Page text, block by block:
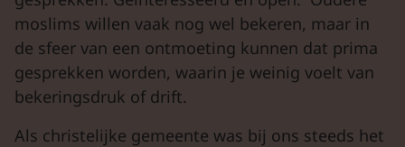
moslims willen vaak nog wel bekeren, maar in
de sfeer van een ontmoeting kunnen dat prima
gesprekken worden, waarin je weinig voelt van
bekeringsdruk of drift.
Als christelijke gemeente was bij ons steeds het